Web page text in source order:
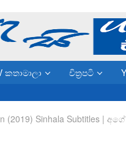
කතාමාලා චිත්‍රපටි
(2019) Sinhala Subtitles |